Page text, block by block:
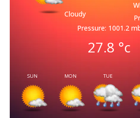
Cloudy
Pressure: 1001.2
27.8 °c
SUN MON TUE